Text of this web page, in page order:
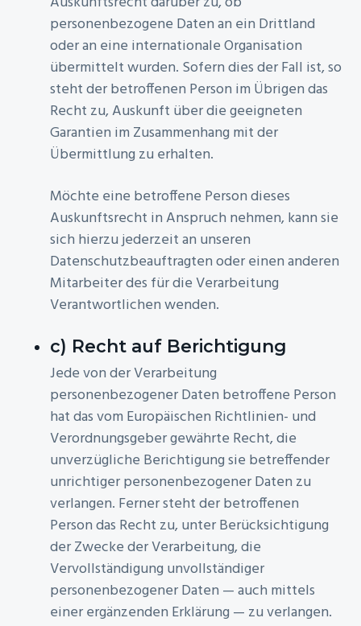
personenbezogene Daten an ein Drittland
oder an eine internationale Organisation
übermittelt wurden. Sofern dies der Fall ist, so
steht der betroffenen Person im Übrigen das
Recht zu, Auskunft über die geeigneten
Garantien im Zusammenhang mit der
Übermittlung zu erhalten.
Möchte eine betroffene Person dieses
Auskunftsrecht in Anspruch nehmen, kann sie
sich hierzu jederzeit an unseren
Datenschutzbeauftragten oder einen anderen
Mitarbeiter des für die Verarbeitung
Verantwortlichen wenden.
c) Recht auf Berichtigung
Jede von der Verarbeitung
personenbezogener Daten betroffene Person
hat das vom Europäischen Richtlinien- und
Verordnungsgeber gewährte Recht, die
unverzügliche Berichtigung sie betreffender
unrichtiger personenbezogener Daten zu
verlangen. Ferner steht der betroffenen
Person das Recht zu, unter Berücksichtigung
der Zwecke der Verarbeitung, die
Vervollständigung unvollständiger
personenbezogener Daten — auch mittels
einer ergänzenden Erklärung — zu verlangen.